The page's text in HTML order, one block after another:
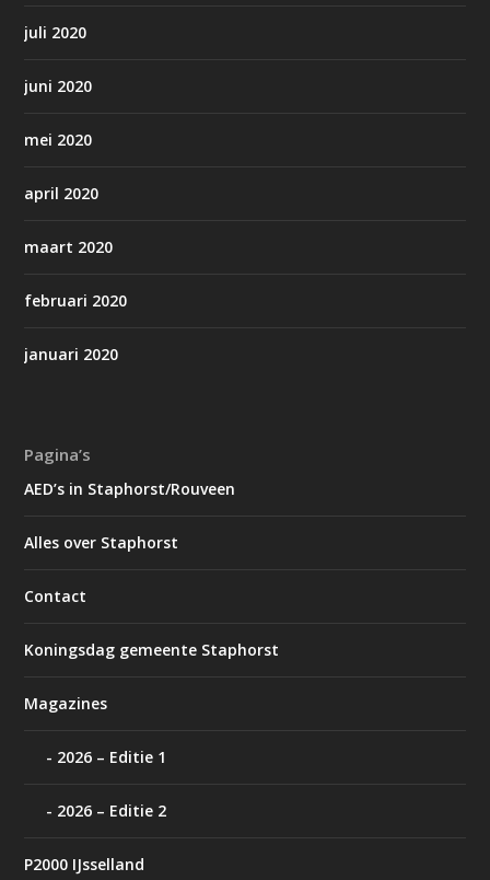
juli 2020
juni 2020
mei 2020
april 2020
maart 2020
februari 2020
januari 2020
Pagina’s
AED’s in Staphorst/Rouveen
Alles over Staphorst
Contact
Koningsdag gemeente Staphorst
Magazines
2026 – Editie 1
2026 – Editie 2
P2000 IJsselland